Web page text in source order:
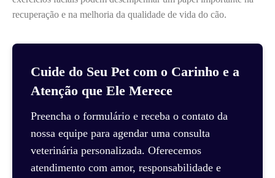
recuperação e na melhoria da qualidade de vida do cão.
Cuide do Seu Pet com o Carinho e a
Atenção que Ele Merece
Preencha o formulário e receba o contato da
nossa equipe para agendar uma consulta
veterinária personalizada. Oferecemos
atendimento com amor, responsabilidade e